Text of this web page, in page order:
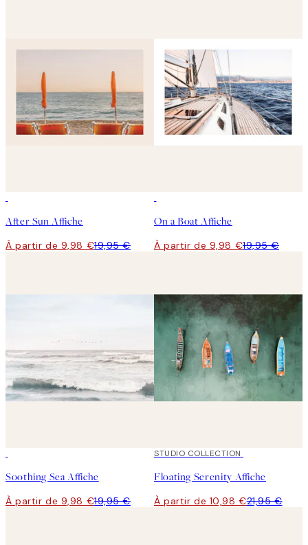
After Sun Affiche
À partir de 9,98 €19,95 €
On a Boat Affiche
À partir de 9,98 €19,95 €
Soothing Sea Affiche
À partir de 9,98 €19,95 €
50%*
STUDIO COLLECTION
Floating Serenity Affiche
À partir de 10,98 €21,95 €